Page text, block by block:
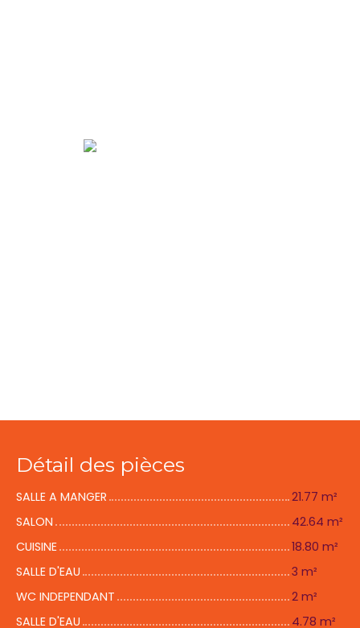
Détail des pièces
SALLE A MANGER
21.77 m²
SALON
42.64 m²
CUISINE
18.80 m²
SALLE D'EAU
3 m²
WC INDEPENDANT
2 m²
SALLE D'EAU
4.78 m²